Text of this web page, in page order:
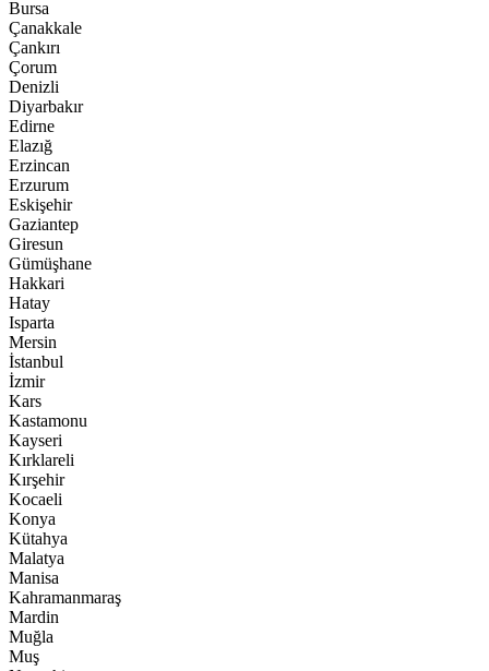
Bursa
Çanakkale
Çankırı
Çorum
Denizli
Diyarbakır
Edirne
Elazığ
Erzincan
Erzurum
Eskişehir
Gaziantep
Giresun
Gümüşhane
Hakkari
Hatay
Isparta
Mersin
İstanbul
İzmir
Kars
Kastamonu
Kayseri
Kırklareli
Kırşehir
Kocaeli
Konya
Kütahya
Malatya
Manisa
Kahramanmaraş
Mardin
Muğla
Muş